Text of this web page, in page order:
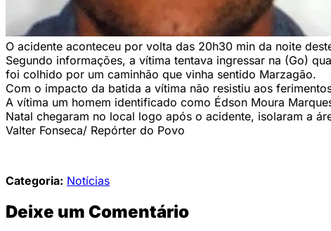
O acidente aconteceu por volta das 20h30 min da noite
Segundo informações, a vítima tentava ingressar na (Go)
foi colhido por um caminhão que vinha sentido Marzagão.
Com o impacto da batida a vítima não resistiu aos
A vítima um homem identificado como Édson Moura
Natal chegaram no local logo após o acidente, isolaram a
Valter Fonseca/ Repórter do Povo
Categoria: Notícias
Deixe um Comentário